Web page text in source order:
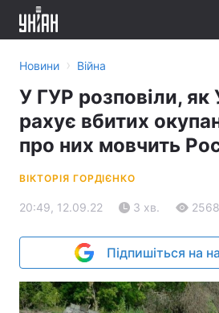
Новини › Війна
У ГУР розповіли, як
рахує вбитих
про них мовчить
ВІКТОРІЯ ГОРДІЄНКО
20:49, 12.09.22 3 хв.
Підпишіться на